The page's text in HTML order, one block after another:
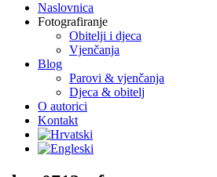
Naslovnica
Fotografiranje
Obitelji i djeca
Vjenčanja
Blog
Parovi & vjenčanja
Djeca & obitelj
O autorici
Kontakt